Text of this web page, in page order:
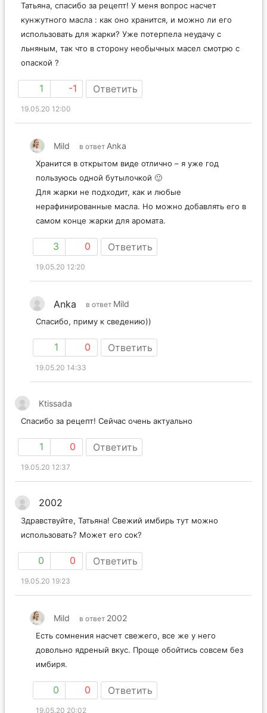
Татьяна, спасибо за рецепт! У меня вопрос насчет
кунжутного масла : как оно хранится, и можно ли его
использовать для жарки? Уже потерпела неудачу с
льняным, так что в сторону необычных масел смотрю с
опаской ?
1 -1 Ответить
19.05.20 12:00
Mild в ответ Anka
Хранится в открытом виде отлично – я уже год
пользуюсь одной бутылочкой 🙂
Для жарки не подходит, как и любые
нерафинированные масла. Но можно добавлять его в
самом конце жарки для аромата.
3 0 Ответить
19.05.20 12:20
Anka в ответ Mild
Спасибо, приму к сведению))
1 0 Ответить
19.05.20 14:33
Ktissada
Спасибо за рецепт! Сейчас очень актуально
1 0 Ответить
19.05.20 12:37
2002
Здравствуйте, Татьяна! Свежий имбирь тут можно
использовать? Может его сок?
0 0 Ответить
19.05.20 19:23
Mild в ответ 2002
Есть сомнения насчет свежего, все же у него
довольно ядреный вкус. Проще обойтись совсем без
имбиря.
0 0 Ответить
19.05.20 20:02